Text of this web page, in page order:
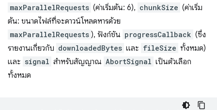
maxParallelRequests (ค่าเริ่มต้น: 6), chunkSize (ค่าเริ่ม
ต้น: ขนาดไฟล์ที่จะดาวน์โหลดหารด้วย
maxParallelRequests ), ฟังก์ชัน progressCallback (ซึ่ง
รายงานเกี่ยวกับ downloadedBytes และ fileSize ทั้งหมด)
และ signal สำหรับสัญญาณ AbortSignal เป็นตัวเลือก
ทั้งหมด